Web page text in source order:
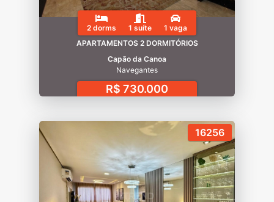
2 dorms 1 suíte
1 vaga
APARTAMENTOS 2 DORMITÓRIOS
Capão da Canoa
Navegantes
R$ 730.000
16256